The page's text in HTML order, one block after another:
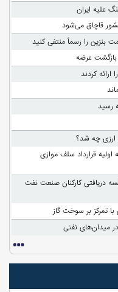
علیه ایران
بنزین را رسماً منتفی کنید
بازگشت عرضه
کردند
ارزی چه شد؟
قرارداد سلف موازی
دریافتی کارکنان صنعت نفت
میدان‌های نفتی